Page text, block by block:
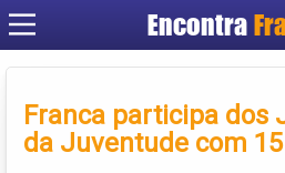
Encontra
Criar
Franca participa dos
da Juventude com